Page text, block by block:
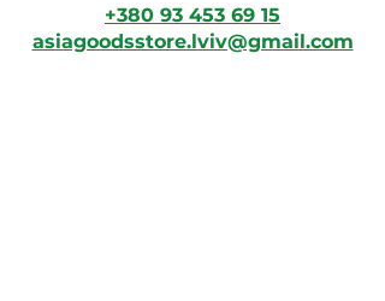
+380 93 453 69 15
asiagoodsstore.lviv@gmail.com